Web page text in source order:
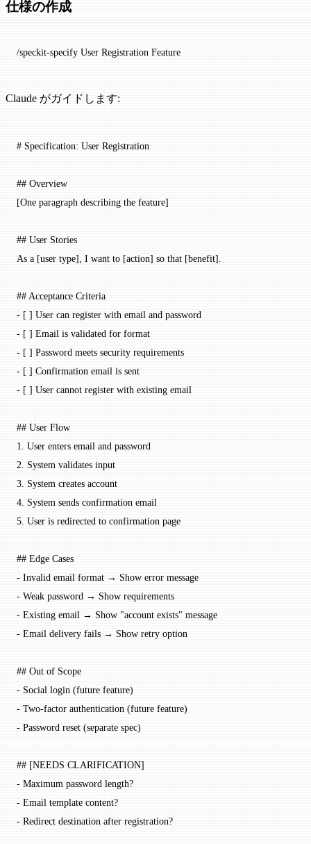
仕様の作成
/speckit-specify User Registration Feature
Claude がガイドします:
# Specification: User Registration
## Overview
[One paragraph describing the feature]
## User Stories
As a [user type], I want to [action] so that [benefit].
## Acceptance Criteria
- [ ] User can register with email and password
- [ ] Email is validated for format
- [ ] Password meets security requirements
- [ ] Confirmation email is sent
- [ ] User cannot register with existing email
## User Flow
1.
User enters email and password
2.
System validates input
3. System creates account
4. System sends confirmation email
5. User is redirected to confirmation page
## Edge Cases
- Invalid email format → Show error message
- Weak password → Show requirements
- Existing email → Show "account exists" message
- Email delivery fails → Show retry option
## Out of Scope
- Social login (future feature)
- Two-factor authentication (future feature)
- Password reset (separate spec)
## [NEEDS CLARIFICATION]
- Maximum password length?
- Email template content?
- Redirect destination after registration?